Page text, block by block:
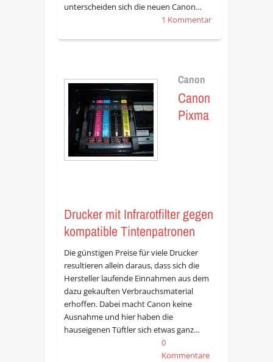
unterscheiden sich die neuen Canon…
1 Kommentar
Canon
Canon
Pixma
Drucker mit Infrarotfilter gegen
kompatible Tintenpatronen
Die günstigen Preise für viele Drucker
resultieren allein daraus, dass sich die
Hersteller laufende Einnahmen aus dem
dazu gekauften Verbrauchsmaterial
erhoffen. Dabei macht Canon keine
Ausnahme und hier haben die
hauseigenen Tüftler sich etwas ganz…
0
Kommentare